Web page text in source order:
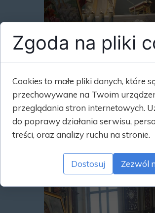
Zgoda na pliki
Cookies to małe pliki danych, które
przechowywane na Twoim
przeglądania stron internetowych.
do poprawy działania serwisu,
treści, oraz analizy ruchu na stronie.
Dostosuj Zezwól